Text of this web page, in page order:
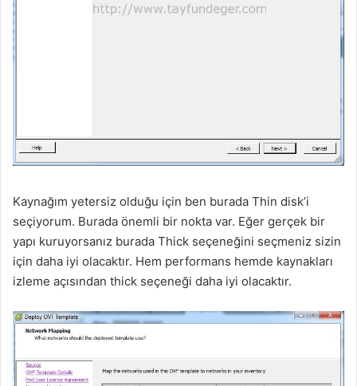
Kaynağım yetersiz olduğu için ben burada Thin disk’i
seçiyorum. Burada önemli bir nokta var. Eğer gerçek bir
yapı kuruyorsanız burada Thick seçeneğini seçmeniz sizin
için daha iyi olacaktır. Hem performans hemde kaynakları
izleme açısından thick seçeneği daha iyi olacaktır.